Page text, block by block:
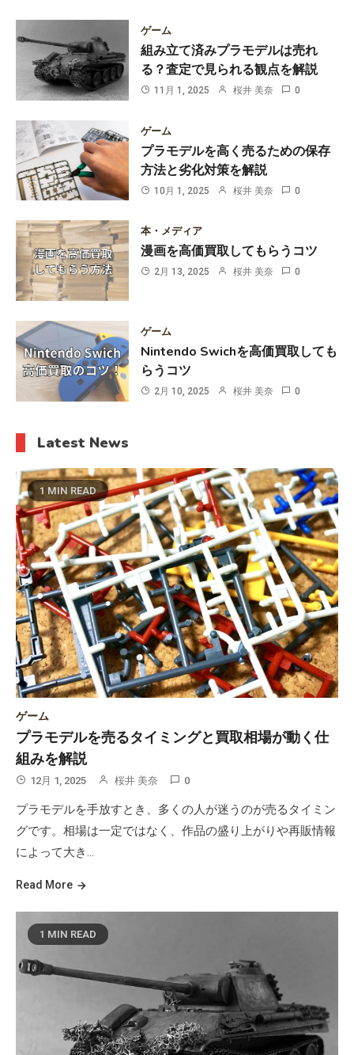
ゲーム
組み立て済みプラモデルは売れ
る？査定で見られる観点を解説
11月 1, 2025 桜井 美奈 0
ゲーム
プラモデルを高く売るための保存
方法と劣化対策を解説
10月 1, 2025 桜井 美奈 0
本・メディア
漫画を高価買取してもらうコツ
2月 13, 2025 桜井 美奈 0
ゲーム
Nintendo Swichを高価買取しても
らうコツ
2月 10, 2025 桜井 美奈 0
Latest News
1 MIN READ
ゲーム
プラモデルを売るタイミングと買取相場が動く仕
組みを解説
12月 1, 2025 桜井 美奈 0
プラモデルを手放すとき、多くの人が迷うのが売るタイミン
グです。相場は一定ではなく、作品の盛り上がりや再販情報
によって大き…
Read More
1 MIN READ